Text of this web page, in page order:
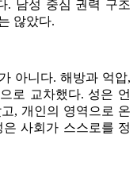
. 남성 중심 권력 구조
않았다.
아니다. 해방과 억압,
로 교차했다. 성은 언
, 개인의 영역으로 온
사회가 스스로를 정